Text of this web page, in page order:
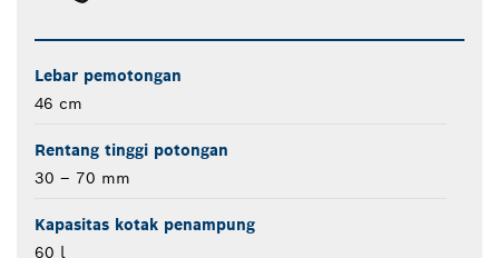
Lebar pemotongan
46 cm
Rentang tinggi potongan
30 – 70 mm
Kapasitas kotak penampung
60 l